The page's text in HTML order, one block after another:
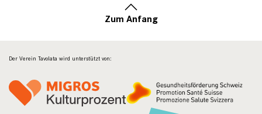
Zum Anfang
Der Verein Tavolata wird unterstützt von: